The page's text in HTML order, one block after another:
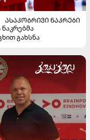
ᲐᲡᲐᲙᲝᲑᲠᲘᲕᲘ ᲜᲐᲙᲠᲔᲑᲘ
გახსნა